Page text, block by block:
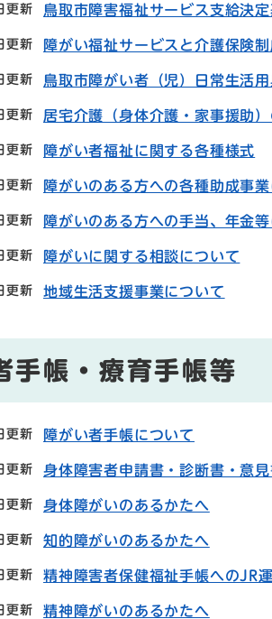
更新 鳥取市障害福祉サービス支給決
更新 障がい福祉サービスと介護保険
更新 鳥取市障がい者（児）日常生活
更新 居宅介護（身体介護・家事援助
更新 障がい者福祉に関する各種様式
更新 障がいのある方への各種助成事
更新 障がいのある方への手当、年金
更新 障がいに関する相談について
更新 地域生活支援事業について
手帳・療育手帳等
更新 障がい者手帳について
更新 身体障害者申請書・診断書・意
更新 身体障がいのあるかたへ
更新 知的障がいのあるかたへ
更新 精神障害者保健福祉手帳へのJR
更新 精神障がいのあるかたへ